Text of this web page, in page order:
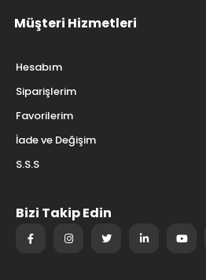
Müşteri Hizmetleri
Hesabım
Siparişlerim
Favorilerim
İade ve Değişim
S.S.S
Bizi Takip Edin